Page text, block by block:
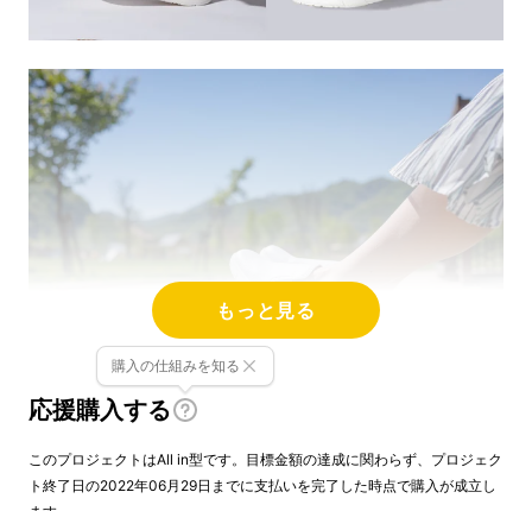
もっと見る
応援購入する
購入の仕組みを知る
このプロジェクトはAll in型です。目標金額の達成に関わらず、プロジェク
ト終了日の2022年06月29日までに支払いを完了した時点で購入が成立し